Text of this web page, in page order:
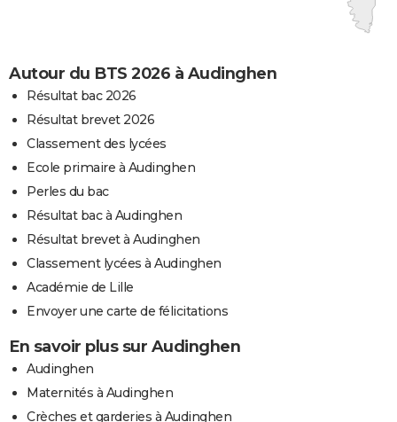
Autour du BTS 2026 à Audinghen
Résultat bac 2026
Résultat brevet 2026
Classement des lycées
Ecole primaire à Audinghen
Perles du bac
Résultat bac à Audinghen
Résultat brevet à Audinghen
Classement lycées à Audinghen
Académie de Lille
Envoyer une carte de félicitations
En savoir plus sur Audinghen
Audinghen
Maternités à Audinghen
Crèches et garderies à Audinghen